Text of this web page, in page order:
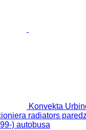
Konvekta
radiators
) autobusa